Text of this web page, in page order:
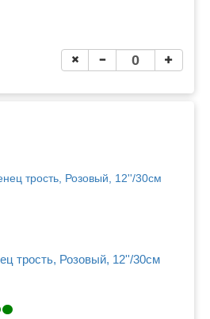
трость, Розовый, 12''/30см